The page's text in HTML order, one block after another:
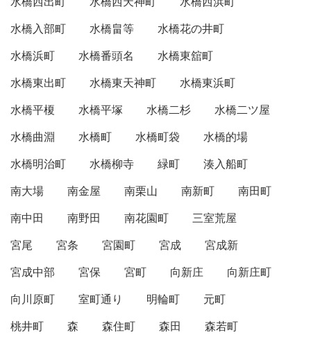
水橋入部町
水橋畠等
水橋花の井町
水橋浜町
水橋番頭名
水橋東舘町
水橋東出町
水橋東天神町
水橋東浜町
水橋平榎
水橋平塚 水橋二杉
水橋二ツ屋
水橋曲淵
水橋町 水橋町袋
水橋的場
水橋明治町
水橋柳寺 緑町
湊入船町
南大場
南金屋 南栗山 南新町
南田町
南中田
南野田 南花園町
三室荒屋
宮尾
宮条 宮園町 宮成
宮成新
宮成中部
宮保 宮町 向新庄
向新庄町
向川原町
室町通り 明輪町
元町
桃井町
森 森住町 森田 森若町